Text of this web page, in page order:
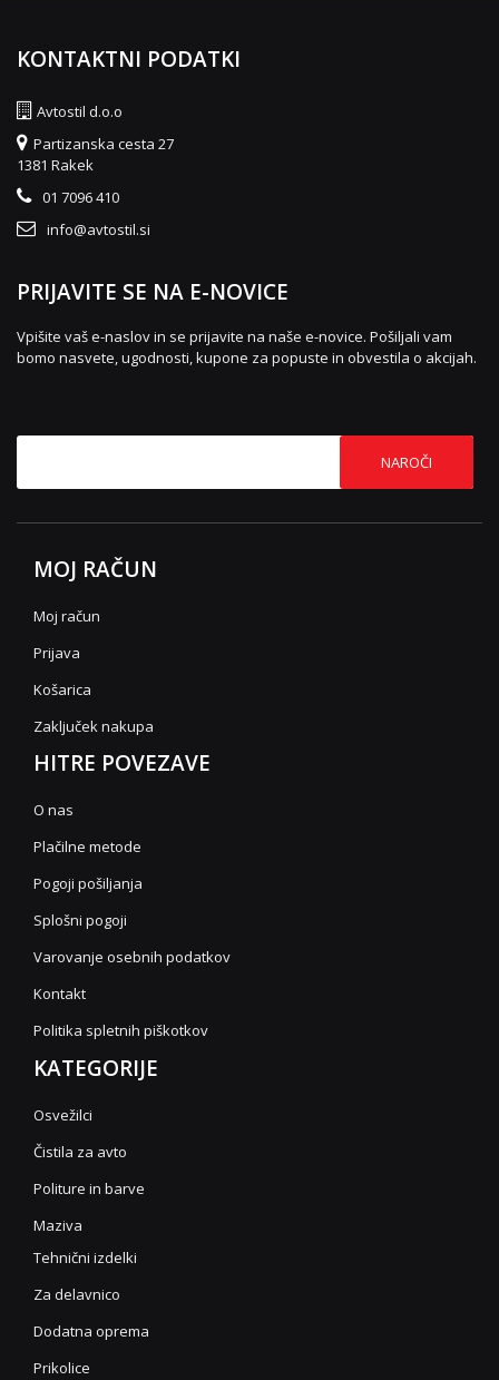
KONTAKTNI PODATKI
Avtostil d.o.o
Partizanska cesta 27
1381 Rakek
01 7096 410
info@avtostil.si
PRIJAVITE SE NA E-NOVICE
Vpišite vaš e-naslov in se prijavite na naše e-novice. Pošiljali vam
bomo nasvete, ugodnosti, kupone za popuste in obvestila o akcijah.
NAROČI
MOJ RAČUN
Moj račun
Prijava
Košarica
Zaključek nakupa
HITRE POVEZAVE
O nas
Plačilne metode
Pogoji pošiljanja
Splošni pogoji
Varovanje osebnih podatkov
Kontakt
Politika spletnih piškotkov
KATEGORIJE
Osvežilci
Čistila za avto
Politure in barve
Maziva
Tehnični izdelki
Za delavnico
Dodatna oprema
Prikolice